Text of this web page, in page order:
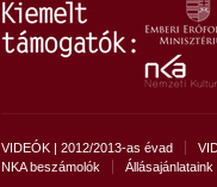
VIDEÓK | 2012/2013-as évad
NKA beszámolók
Állásajánlataink